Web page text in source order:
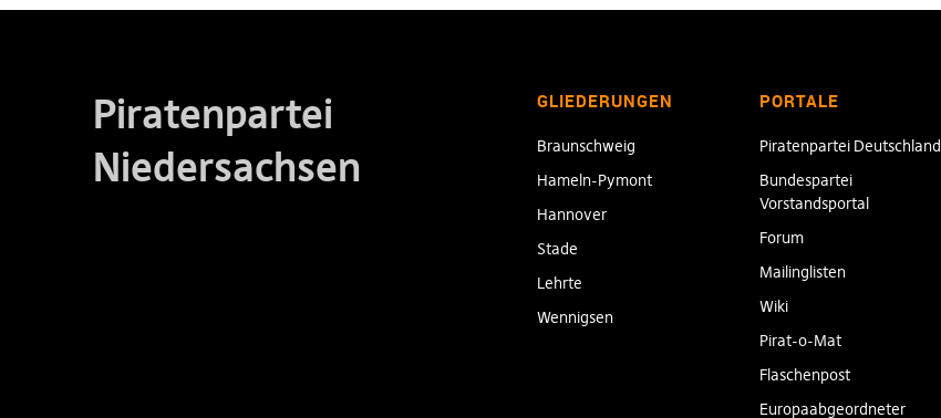
Piratenpartei
Niedersachsen
GLIEDERUNGEN
Braunschweig
Hameln-Pymont
Hannover
Stade
Lehrte
Wennigsen
PORTALE
Piratenpartei Deutschland
Bundespartei
Vorstandsportal
Forum
Mailinglisten
Wiki
Pirat-o-Mat
Flaschenpost
Europaabgeordneter